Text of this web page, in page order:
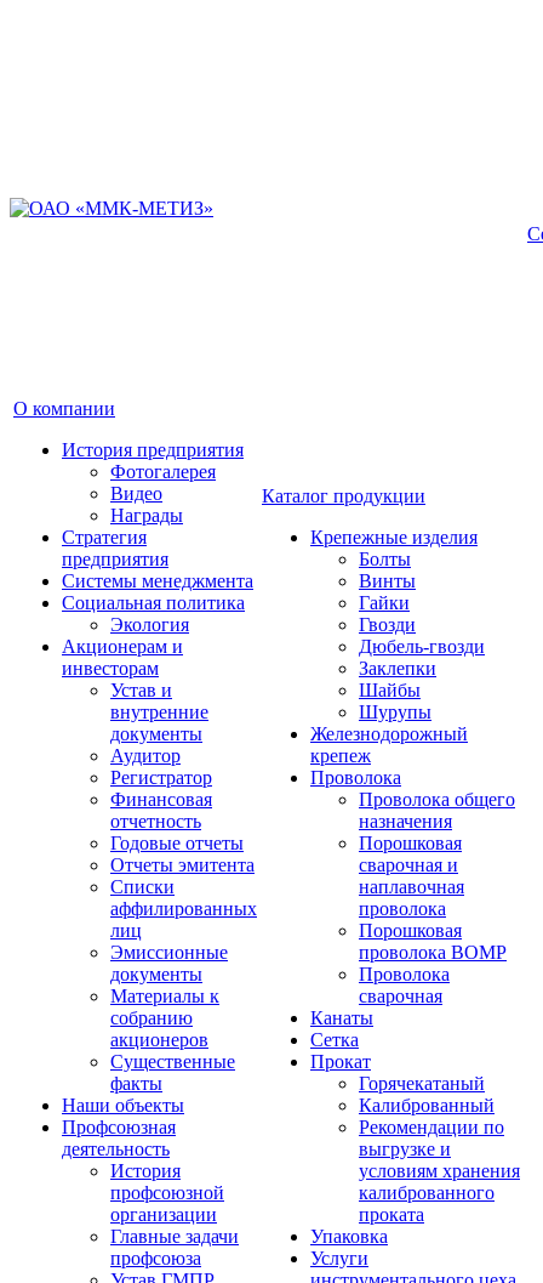
О компании
История предприятия
Фотогалерея
Видео
Награды
Стратегия
предприятия
Системы менеджмента
Социальная политика
Экология
Акционерам и
инвесторам
Устав и
внутренние
документы
Аудитор
Регистратор
Финансовая
отчетность
Годовые отчеты
Отчеты эмитента
Списки
аффилированных
лиц
Эмиссионные
документы
Материалы к
собранию
акционеров
Существенные
факты
Наши объекты
Профсоюзная
деятельность
История
профсоюзной
организации
Главные задачи
профсоюза
Каталог продукции
Крепежные изделия
Болты
Винты
Гайки
Гвозди
Дюбель-гвозди
Заклепки
Шайбы
Шурупы
Железнодорожный
крепеж
Проволока
Проволока общего
назначения
Порошковая
сварочная и
наплавочная
проволока
Порошковая
проволока ВОМР
Проволока
сварочная
Канаты
Сетка
Прокат
Горячекатаный
Калиброванный
Рекомендации по
выгрузке и
условиям хранения
калиброванного
проката
Упаковка
Услуги